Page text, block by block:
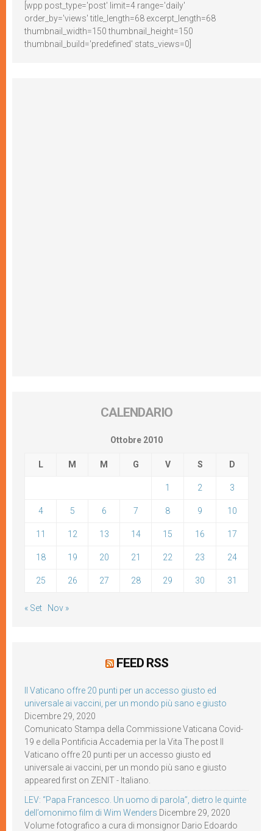
[wpp post_type='post' limit=4 range='daily'
order_by='views' title_length=68 excerpt_length=68
thumbnail_width=150 thumbnail_height=150
thumbnail_build='predefined' stats_views=0]
CALENDARIO
Ottobre 2010
L M M G V S D
1 2 3
4 5 6 7 8 9 10
11 12 13 14 15 16 17
18 19 20 21 22 23 24
25 26 27 28 29 30 31
« Set Nov »
FEED RSS
Il Vaticano offre 20 punti per un accesso giusto ed
universale ai vaccini, per un mondo più sano e giusto
Dicembre 29, 2020
Comunicato Stampa della Commissione Vaticana Covid-
19 e della Pontificia Accademia per la Vita The post Il
Vaticano offre 20 punti per un accesso giusto ed
universale ai vaccini, per un mondo più sano e giusto
appeared first on ZENIT - Italiano.
LEV: “Papa Francesco. Un uomo di parola”, dietro le quinte
dell’omonimo film di Wim Wenders Dicembre 29, 2020
Volume fotografico a cura di monsignor Dario Edoardo